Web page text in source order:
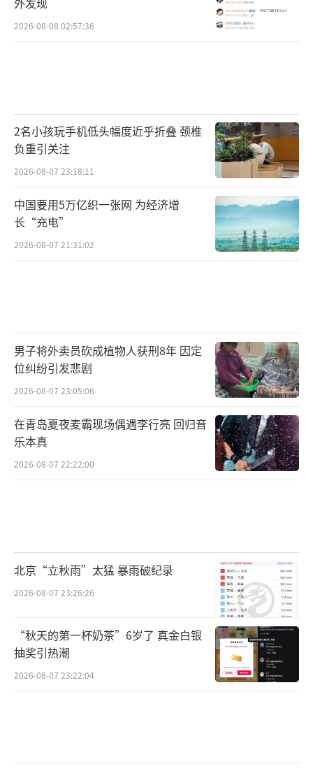
2026-08-08 02:57:36
2名小孩玩手机低头幅度近乎折叠 颈椎
负重引关注
2026-08-07 23:18:11
中国要用5万亿织一张网 为经济增
长“充电”
2026-08-07 21:31:02
男子将外卖员砍成植物人获刑8年 因定
位纠纷引发悲剧
2026-08-07 23:05:06
在青岛夏夜麦霸现场偶遇李行亮 回归音
乐本真
2026-08-07 22:22:00
北京“立秋雨”太猛 暴雨破纪录
2026-08-07 23:26:26
“秋天的第一杯奶茶”6岁了 真金白银
抽奖引热潮
2026-08-07 23:22:04